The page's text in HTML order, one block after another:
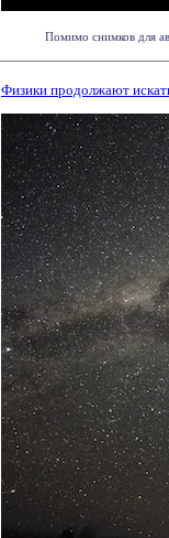
Помимо снимков для
Физики продолжают